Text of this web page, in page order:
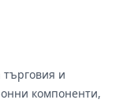
и
компоненти,